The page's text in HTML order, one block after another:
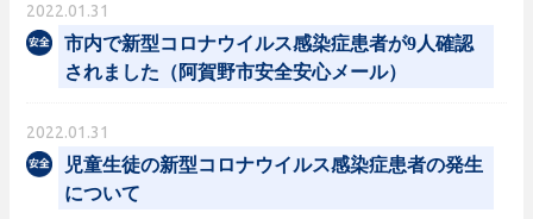
2022.01.31
市内で新型コロナウイルス感染症患者が9人確認
されました（阿賀野市安全安心メール）
2022.01.31
児童生徒の新型コロナウイルス感染症患者の発生
について